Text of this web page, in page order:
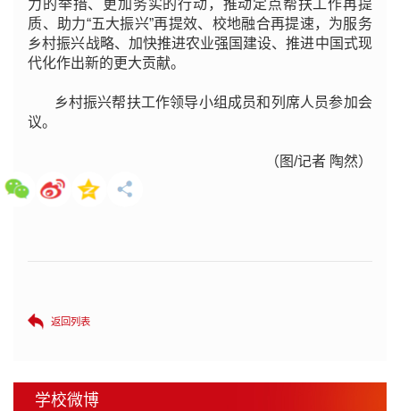
力的举措、更加务实的行动，推动定点帮扶工作再提
质、助力“五大振兴”再提效、校地融合再提速，为服务
乡村振兴战略、加快推进农业强国建设、推进中国式现
代化作出新的更大贡献。
乡村振兴帮扶工作领导小组成员和列席人员参加会
议。
（图/记者 陶然）
返回列表
学校微博